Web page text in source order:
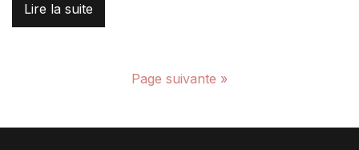
Lire la suite
Page suivante »